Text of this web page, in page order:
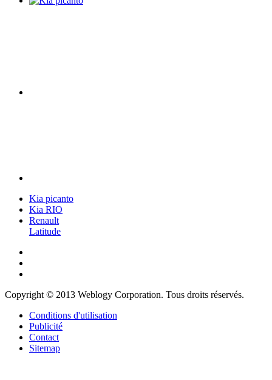
Kia picanto
Kia RIO
Renault
Latitude
Copyright © 2013 Weblogy Corporation. Tous droits réservés.
Conditions d'utilisation
Publicité
Contact
Sitemap